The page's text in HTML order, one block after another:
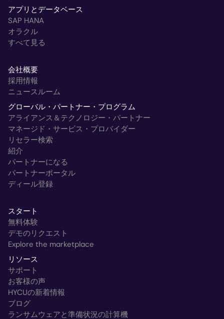
アプリとデータベース
SAP HANA
オラクル
すべて見る
会社概要
採用情報
ニュースルーム
グローバル・パートナー・プログラム
アライアンス＆テクノロジー・パートナー
マネージド・サービス・プロバイダー
リセラー検索
紹介
パートナーになる
パートナーポータル
ディール登録
スタート
無料体験
デモのリクエスト
Explore the marketplace
リソース
サポート
お客様の声
HYCUの新着情報
ブログ
ランサムウェアと準備状況の計算機